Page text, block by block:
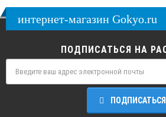
интернет-магазин Gokyo.ru
ПОДПИСАТЬСЯ НА
ПОДПИСАТЬСЯ